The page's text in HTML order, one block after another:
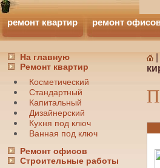
ремонт квартир ремонт
На главную
Ремонт квартир
Косметический
Стандартный
Капитальный
Дизайнерский
Кухня под ключ
Ванная под ключ
Ремонт офисов
Строительные работы